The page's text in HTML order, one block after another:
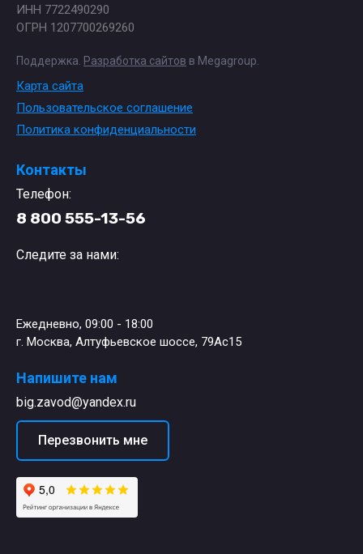
ИНН 7722490290
ОГРН 1207700269260
Поддержка. Разработка сайтов в Megagroup.
Карта сайта
Пользовательское соглашение
Политика конфиденциальности
Контакты
Телефон:
8 800 555-13-56
Следите за нами:
Ежедневно, 09:00 - 18:00
г. Москва, Алтуфьевское шоссе, 79Ас15
Напишите нам
big.zavod@yandex.ru
Перезвонить мне